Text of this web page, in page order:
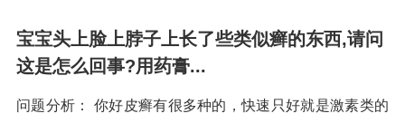
宝宝头上脸上脖子上长了些类似癣的东西,请问
这是怎么回事?用药膏...
问题分析： 你好皮癣有很多种的，快速只好就是激素类的